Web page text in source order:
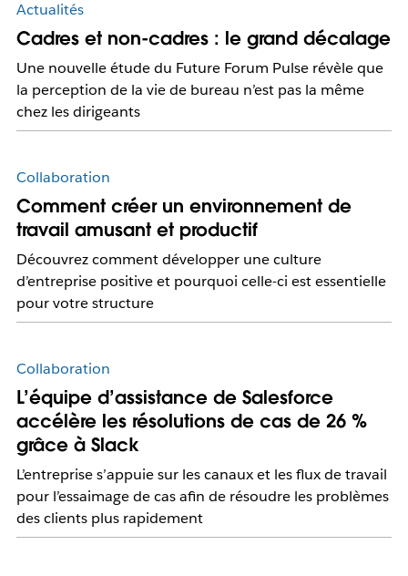
Actualités
Cadres et non-cadres : le grand décalage
Une nouvelle étude du Future Forum Pulse révèle que
la perception de la vie de bureau n’est pas la même
chez les dirigeants
Collaboration
Comment créer un environnement de
travail amusant et productif
Découvrez comment développer une culture
d’entreprise positive et pourquoi celle-ci est essentielle
pour votre structure
Collaboration
L’équipe d’assistance de Salesforce
accélère les résolutions de cas de 26 %
grâce à Slack
L’entreprise s’appuie sur les canaux et les flux de travail
pour l’essaimage de cas afin de résoudre les problèmes
des clients plus rapidement